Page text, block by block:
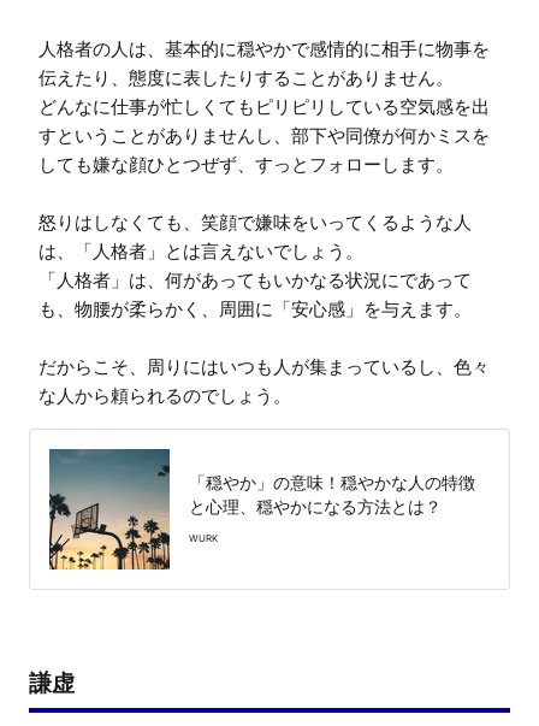
人格者の人は、基本的に穏やかで感情的に相手に物事を
伝えたり、態度に表したりすることがありません。
どんなに仕事が忙しくてもピリピリしている空気感を出
すということがありませんし、部下や同僚が何かミスを
しても嫌な顔ひとつぜず、すっとフォローします。
怒りはしなくても、笑顔で嫌味をいってくるような人
は、「人格者」とは言えないでしょう。
「人格者」は、何があってもいかなる状況にであって
も、物腰が柔らかく、周囲に「安心感」を与えます。
だからこそ、周りにはいつも人が集まっているし、色々
な人から頼られるのでしょう。
「穏やか」の意味！穏やかな人の特徴
と心理、穏やかになる方法とは？
WURK
謙虚